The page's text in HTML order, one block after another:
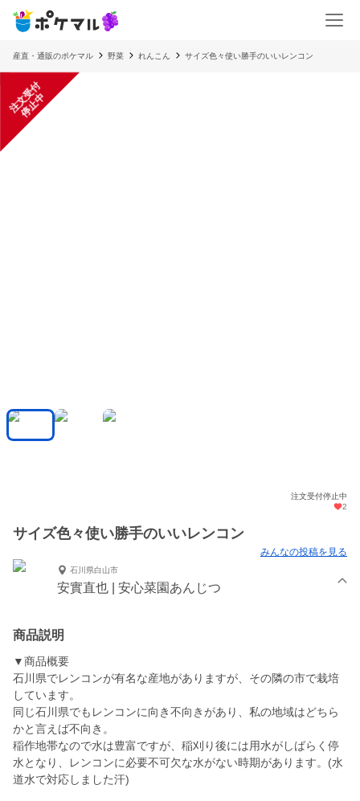
産直・通販のポケマル 野菜 れんこん サイズ色々使い勝手のいいレンコン
注
文
受
付
停
止
中
注文受付停止中
2
サイズ色々使い勝手のいいレンコン
みんなの投稿を見る
石川県白山市
安實直也 | 安心菜園あんじつ
商品説明
▼商品概要
石川県でレンコンが有名な産地がありますが、その隣の市で栽培
しています。
同じ石川県でもレンコンに向き不向きがあり、私の地域はどちら
かと言えば不向き。
稲作地帯なので水は豊富ですが、稲刈り後には用水がしばらく停
水となり、レンコンに必要不可欠な水がない時期があります。(水
道水で対応しました汗)